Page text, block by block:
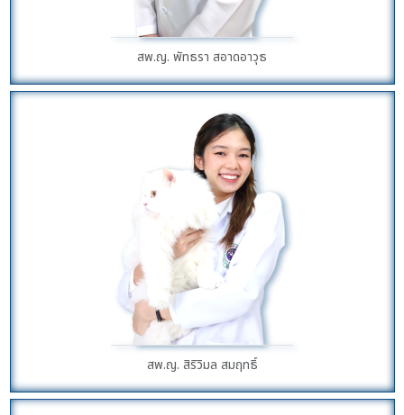
สพ.ญ. พัทธรา สอาดอาวุธ
สพ.ญ. สิริวิมล สมฤทธิ์